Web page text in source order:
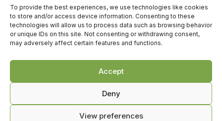
To provide the best experiences, we use technologies like cookies
to store and/or access device information. Consenting to these
technologies will allow us to process data such as browsing behavior
or unique IDs on this site. Not consenting or withdrawing consent,
may adversely affect certain features and functions.
Accept
Deny
View preferences